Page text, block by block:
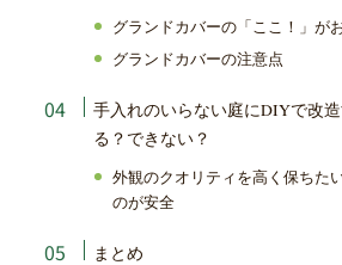
グランドカバーの「ここ！」が
グランドカバーの注意点
手入れのいらない庭にDIYで改
る？できない？
外観のクオリティを高く保ちた
のが安全
まとめ